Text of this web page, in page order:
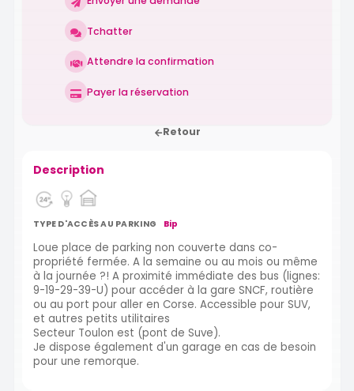
Tchatter
Attendre la confirmation
Payer la réservation
Retour
Description
TYPE D'ACCÈS AU PARKING Bip
Loue place de parking non couverte dans co-
propriété fermée. A la semaine ou au mois ou même
à la journée ?! A proximité immédiate des bus (lignes:
9-19-29-39-U) pour accéder à la gare SNCF, routière
ou au port pour aller en Corse. Accessible pour SUV,
et autres petits utilitaires
Secteur Toulon est (pont de Suve).
Je dispose également d'un garage en cas de besoin
pour une remorque.